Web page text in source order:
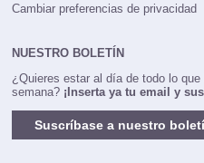
Cambiar preferencias de privacidad
NUESTRO BOLETÍN
¿Quieres estar al día de todo lo
semana? ¡Inserta ya tu email y
Suscríbase a nuestro